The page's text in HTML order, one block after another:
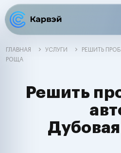
ГЛАВНАЯ УСЛУГИ РЕШИТЬ
РОЩА
Решить